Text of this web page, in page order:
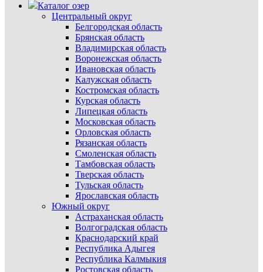
Каталог озер
Центральный округ
Белгородская область
Брянская область
Владимирская область
Воронежская область
Ивановская область
Калужская область
Костромская область
Курская область
Липецкая область
Московская область
Орловская область
Рязанская область
Смоленская область
Тамбовская область
Тверская область
Тульская область
Ярославская область
Южный округ
Астраханская область
Волгоградская область
Краснодарский край
Республика Адыгея
Республика Калмыкия
Ростовская область